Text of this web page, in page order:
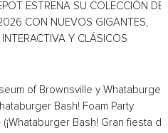
ESTRENA SU COLECCIÓN DE
CON NUEVOS GIGANTES,
INTERACTIVA Y CLÁSICOS
of Brownsville y Whataburger
Bash! Foam Party
(¡Whataburger Bash! Gran fiesta de